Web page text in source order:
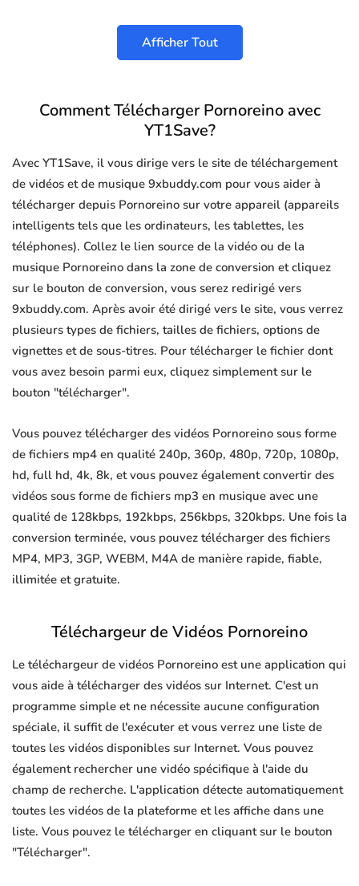
Afficher Tout
Comment Télécharger Pornoreino avec
YT1Save?
Avec YT1Save, il vous dirige vers le site de téléchargement
de vidéos et de musique 9xbuddy.com pour vous aider à
télécharger depuis Pornoreino sur votre appareil (appareils
intelligents tels que les ordinateurs, les tablettes, les
téléphones). Collez le lien source de la vidéo ou de la
musique Pornoreino dans la zone de conversion et cliquez
sur le bouton de conversion, vous serez redirigé vers
9xbuddy.com. Après avoir été dirigé vers le site, vous verrez
plusieurs types de fichiers, tailles de fichiers, options de
vignettes et de sous-titres. Pour télécharger le fichier dont
vous avez besoin parmi eux, cliquez simplement sur le
bouton "télécharger".
Vous pouvez télécharger des vidéos Pornoreino sous forme
de fichiers mp4 en qualité 240p, 360p, 480p, 720p, 1080p,
hd, full hd, 4k, 8k, et vous pouvez également convertir des
vidéos sous forme de fichiers mp3 en musique avec une
qualité de 128kbps, 192kbps, 256kbps, 320kbps. Une fois la
conversion terminée, vous pouvez télécharger des fichiers
MP4, MP3, 3GP, WEBM, M4A de manière rapide, fiable,
illimitée et gratuite.
Téléchargeur de Vidéos Pornoreino
Le téléchargeur de vidéos Pornoreino est une application qui
vous aide à télécharger des vidéos sur Internet. C'est un
programme simple et ne nécessite aucune configuration
spéciale, il suffit de l'exécuter et vous verrez une liste de
toutes les vidéos disponibles sur Internet. Vous pouvez
également rechercher une vidéo spécifique à l'aide du
champ de recherche. L'application détecte automatiquement
toutes les vidéos de la plateforme et les affiche dans une
liste. Vous pouvez le télécharger en cliquant sur le bouton
"Télécharger".